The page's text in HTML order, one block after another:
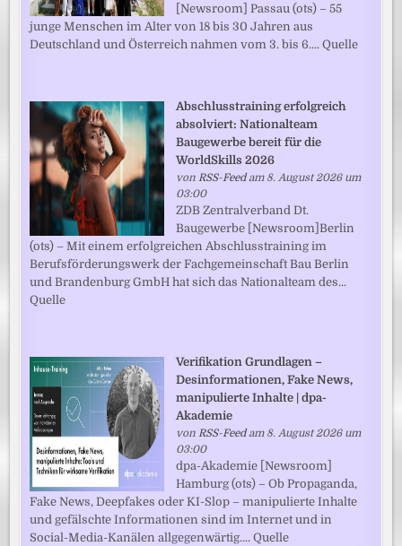
[Newsroom] Passau (ots) – 55
junge Menschen im Alter von 18 bis 30 Jahren aus
Deutschland und Österreich nahmen vom 3. bis 6.... Quelle
Abschlusstraining erfolgreich
absolviert: Nationalteam
Baugewerbe bereit für die
WorldSkills 2026
vonRSS-Feedam 8. August 2026 um
03:00
ZDB Zentralverband Dt.
Baugewerbe [Newsroom]Berlin
(ots) – Mit einem erfolgreichen Abschlusstraining im
Berufsförderungswerk der Fachgemeinschaft Bau Berlin
und Brandenburg GmbH hat sich das Nationalteam des...
Quelle
Verifikation Grundlagen –
Desinformationen, Fake News,
manipulierte Inhalte | dpa-
Akademie
vonRSS-Feedam 8. August 2026 um
03:00
dpa-Akademie [Newsroom]
Hamburg (ots) – Ob Propaganda,
Fake News, Deepfakes oder KI-Slop – manipulierte Inhalte
und gefälschte Informationen sind im Internet und in
Social-Media-Kanälen allgegenwärtig.... Quelle